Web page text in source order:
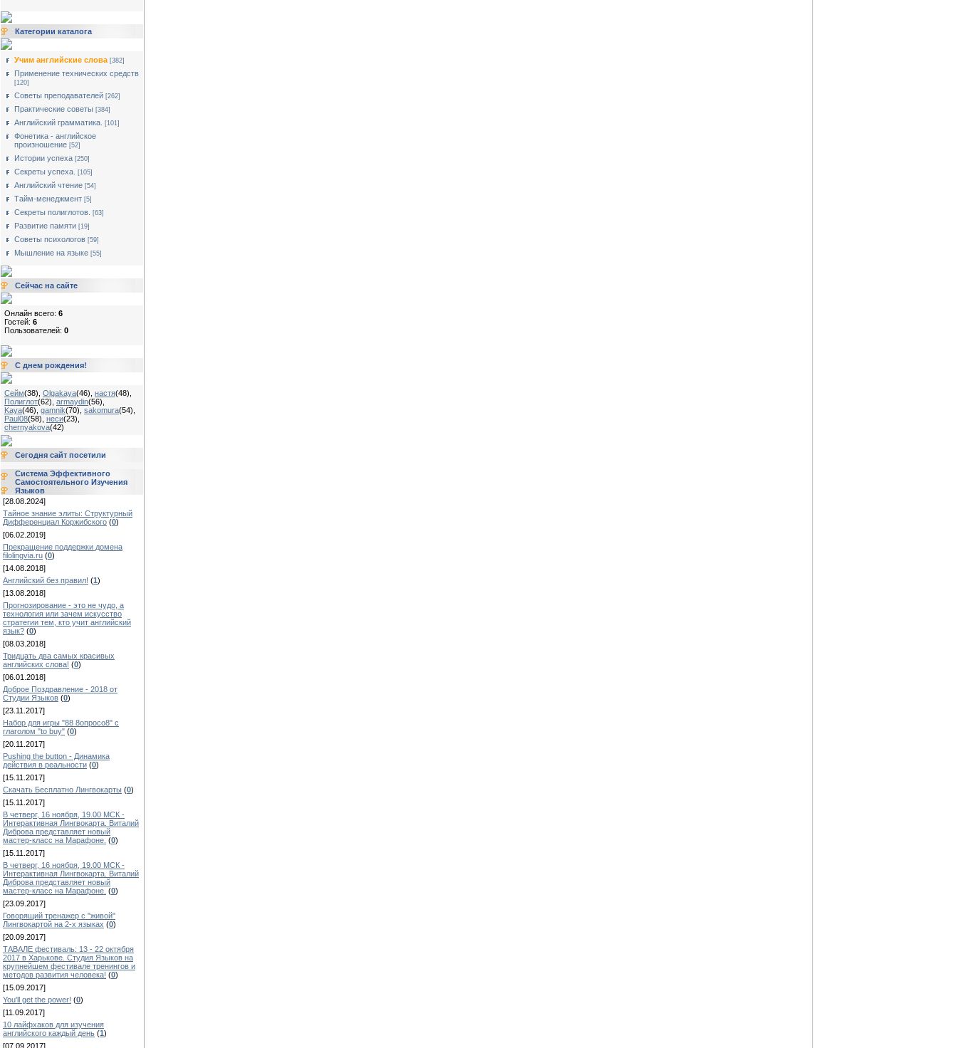
Категории каталога
Учим английские слова [382]
Применение технических средств
[120]
Советы преподавателей [262]
Практические советы [384]
Английский грамматика. [101]
Фонетика - английское
произношение [52]
Истории успеха [250]
Секреты успеха. [105]
Английский чтение [54]
Тайм-менеджмент [5]
Секреты полиглотов. [63]
Развитие памяти [19]
Советы психологов [59]
Мышление на языке [55]
Сейчас на сайте
Онлайн всего: 6
Гостей: 6
Пользователей: 0
С днем рождения!
Сейм(38) Olgakaya(46) настя(48)
Полиглот(62) armaydin(56)
Kaya(46) gamnik(70) sakomura(54)
Paul08(58) неси(23)
chernyakova(42)
Сегодня сайт посетили
Система Эффективного
Самостоятельного Изучения
Языков
[28.08.2024]
Тайное знание элиты: Структурный
Дифференциал Коржибского (0)
[06.02.2019]
Прекращение поддержки домена
filolingvia.ru (0)
[14.08.2018]
Английский без правил! (1)
[13.08.2018]
Прогнозирование - это не чудо, а
технология или зачем искусство
стратегии тем, кто учит английский
язык? (0)
[08.03.2018]
Тридцать два самых красивых
английских слова! (0)
[06.01.2018]
Доброе Поздравление - 2018 от
Студии Языков (0)
[23.11.2017]
Набор для игры "88 8опросо8" с
глаголом "to buy" (0)
[20.11.2017]
Pushing the button - Динамика
действия в реальности (0)
[15.11.2017]
Скачать Бесплатно Лингвокарты (0)
[15.11.2017]
В четверг, 16 ноября, 19.00 МСК -
Интерактивная Лингвокарта. Виталий
Диброва представляет новый
мастер-класс на Марафоне. (0)
[15.11.2017]
В четверг, 16 ноября, 19.00 МСК -
Интерактивная Лингвокарта. Виталий
Диброва представляет новый
мастер-класс на Марафоне. (0)
[23.09.2017]
Говорящий тренажер с "живой"
Лингвокартой на 2-х языках (0)
[20.09.2017]
ТАВАЛЕ фестиваль: 13 - 22 октября
2017 в Харькове. Студия Языков на
крупнейшем фестивале тренингов и
методов развития человека! (0)
[15.09.2017]
You'll get the power! (0)
[11.09.2017]
10 лайфхаков для изучения
английского каждый день (1)
[07.09.2017]